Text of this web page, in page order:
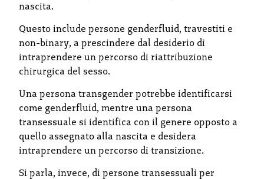
nascita.
Questo include persone genderfluid, travestiti e
non-binary, a prescindere dal desiderio di
intraprendere un percorso di riattribuzione
chirurgica del sesso.
Una persona transgender potrebbe identificarsi
come genderfluid, mentre una persona
transessuale si identifica con il genere opposto a
quello assegnato alla nascita e desidera
intraprendere un percorso di transizione.
Si parla, invece, di persone transessuali per